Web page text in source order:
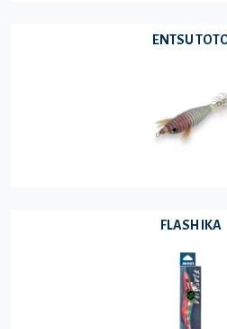
ENTSU
FLASH IKA